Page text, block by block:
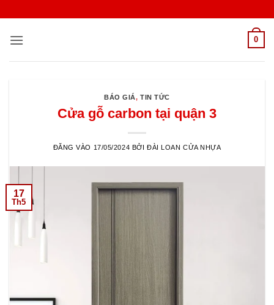
nội
0
BÁO GIÁ,TIN TỨC
Cửa gỗ carbon tại quận 3
ĐĂNG VÀO 17/05/2024 BỞI ĐÀI LOAN CỬA NHỰA
17
Th5